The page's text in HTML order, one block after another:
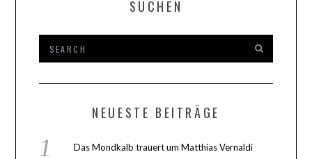
SUCHEN
NEUESTE BEITRÄGE
Das Mondkalb trauert um Matthias Vernaldi